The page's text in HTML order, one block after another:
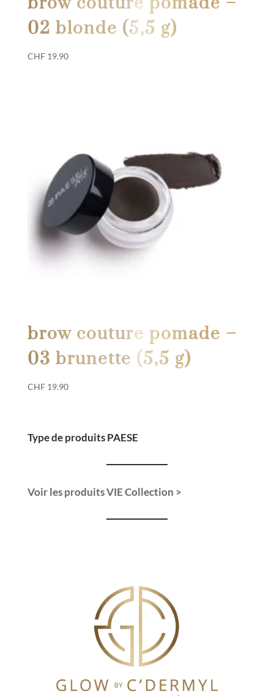
02 blonde (5,5 g)
CHF19.90
brow couture pomade –
03 brunette (5,5 g)
CHF19.90
Type de produits PAESE
Voir les produits VIE Collection >